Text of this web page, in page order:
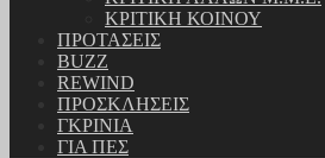
ΚΡΙΤΙΚΗ ΚΟΙΝΟΥ
ΠΡΟΤΑΣΕΙΣ
BUZZ
REWIND
ΠΡΟΣΚΛΗΣΕΙΣ
ΓΚΡΙΝΙΑ
ΓΙΑ ΠΕΣ